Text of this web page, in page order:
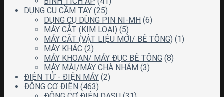
DỤNG CỤ CẦM TAY (25)
DỤNG CỤ DÙNG PIN NI-MH (6)
MÁY CẮT (KIM LOẠI) (5)
MÁY CẮT (VẬT LIỆU MỚI/ BÊ TÔNG) (1)
MÁY KHÁC (2)
MÁY KHOAN/ MÁY ĐỤC BÊ TÔNG (8)
MÁY MÀI/MÁY CHÀ NHÁM (3)
ĐIỆN TỬ - ĐIỆN MÁY (2)
ĐỘNG CƠ ĐIỆN (463)